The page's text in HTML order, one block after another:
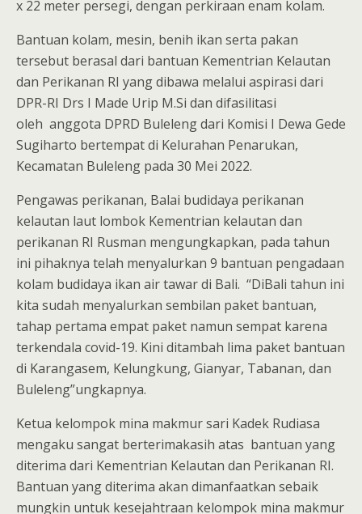
x 22 meter persegi, dengan perkiraan enam kolam.
Bantuan kolam, mesin, benih ikan serta pakan
tersebut berasal dari bantuan Kementrian Kelautan
dan Perikanan RI yang dibawa melalui aspirasi dari
DPR-RI Drs I Made Urip M.Si dan difasilitasi
oleh anggota DPRD Buleleng dari Komisi I Dewa Gede
Sugiharto bertempat di Kelurahan Penarukan,
Kecamatan Buleleng pada 30 Mei 2022.
Pengawas perikanan, Balai budidaya perikanan
kelautan laut lombok Kementrian kelautan dan
perikanan RI Rusman mengungkapkan, pada tahun
ini pihaknya telah menyalurkan 9 bantuan pengadaan
kolam budidaya ikan air tawar di Bali. “DiBali tahun ini
kita sudah menyalurkan sembilan paket bantuan,
tahap pertama empat paket namun sempat karena
terkendala covid-19. Kini ditambah lima paket bantuan
di Karangasem, Kelungkung, Gianyar, Tabanan, dan
Buleleng”ungkapnya.
Ketua kelompok mina makmur sari Kadek Rudiasa
mengaku sangat berterimakasih atas bantuan yang
diterima dari Kementrian Kelautan dan Perikanan RI.
Bantuan yang diterima akan dimanfaatkan sebaik
mungkin untuk kesejahtraan kelompok mina makmur